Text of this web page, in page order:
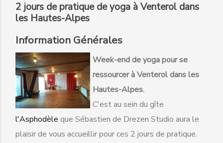
2 jours de pratique de yoga à Venterol dans
les Hautes-Alpes
Information Générales
Week-end de yoga pour se
ressourcer à Venterol dans les
Hautes-Alpes.
C'est au sein du gîte
l'Asphodèle que Sébastien de Drezen Studio aura le
plaisir de vous accueillir pour ces 2 jours de pratique.